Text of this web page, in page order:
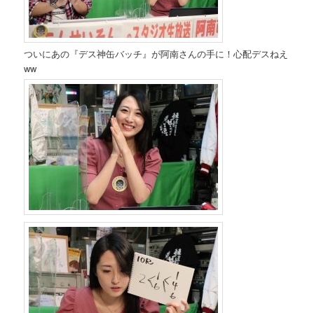
ついにあの『デス神缶バッチ』が阿南さんの手に！心配デスねえ
ww